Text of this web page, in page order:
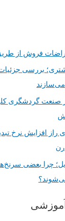
فروش از
بررسی
می‌سازند
صنعت گردشگری
افزایش نرخ
چرا بعضی